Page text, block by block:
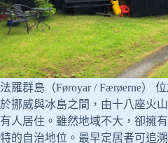
法羅群島（Føroyar / Færøerne）
於挪威與冰島之間，由十八座火
有人居住。雖然地域不大，卻擁
特的自治地位。最早定居者可追